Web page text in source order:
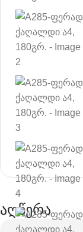
აღწერა